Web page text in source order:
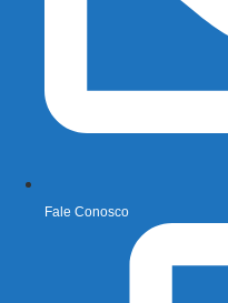
Fale Conosco